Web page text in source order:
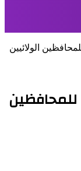
الولائيين
للمحافظين